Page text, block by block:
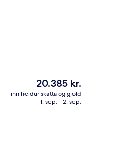
Bar við sundlaugarbakkann
Núverandi
verð
er
20.385 kr.
inniheldur skatta og gjöld
1. sep. - 2. sep.